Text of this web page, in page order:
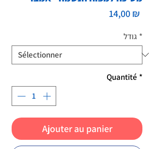
14,00 ₪
גודל *
Quantité *
Ajouter au panier